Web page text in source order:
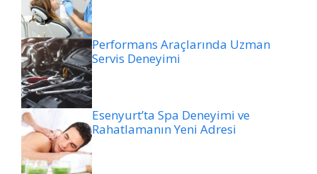
Performans Araçlarında Uzman
Servis Deneyimi
Esenyurt’ta Spa Deneyimi ve
Rahatlamanın Yeni Adresi